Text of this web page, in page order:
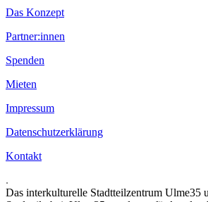
Das Konzept
Partner:innen
Spenden
Mieten
Impressum
Datenschutzerklärung
Kontakt
.
Das interkulturelle Stadtteilzentrum Ulme35